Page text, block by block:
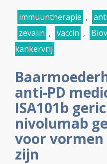
immuuntherapie ,
zevalin , vaccin ,
kankervrij
anti-PD
ISA101b
nivolumab
voor vormen
zijn